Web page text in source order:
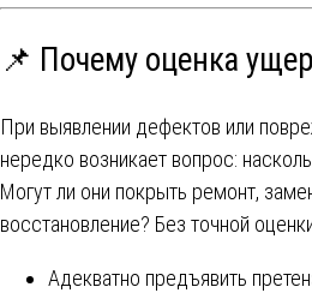
📌 Почему оценка
При выявлении дефектов или
нередко возникает вопрос:
Могут ли они покрыть ремонт,
восстановление? Без точной
Адекватно предъявить